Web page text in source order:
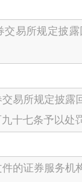
易所规定披
易所规定披
十七条予以处
的证券服务